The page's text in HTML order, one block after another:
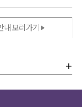
내 보러가기